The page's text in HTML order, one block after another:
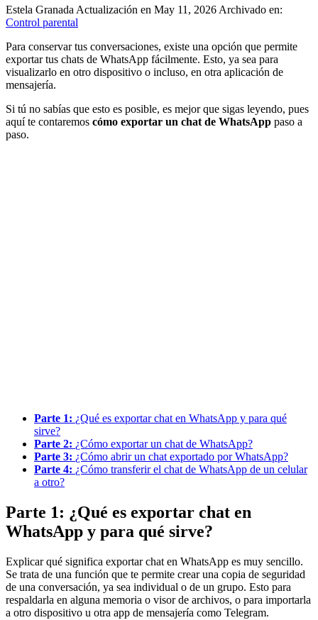
Estela Granada Actualización en May 11, 2026 Archivado en:
Control parental
Para conservar tus conversaciones, existe una opción que permite
exportar tus chats de WhatsApp fácilmente. Esto, ya sea para
visualizarlo en otro dispositivo o incluso, en otra aplicación de
mensajería.
Si tú no sabías que esto es posible, es mejor que sigas leyendo, pues
aquí te contaremos cómo exportar un chat de WhatsApp paso a
paso.
Parte 1: ¿Qué es exportar chat en WhatsApp y para qué
sirve?
Parte 2: ¿Cómo exportar un chat de WhatsApp?
Parte 3: ¿Cómo abrir un chat exportado por WhatsApp?
Parte 4: ¿Cómo transferir el chat de WhatsApp de un celular
a otro?
Parte 1: ¿Qué es exportar chat en
WhatsApp y para qué sirve?
Explicar qué significa exportar chat en WhatsApp es muy sencillo.
Se trata de una función que te permite crear una copia de seguridad
de una conversación, ya sea individual o de un grupo. Esto para
respaldarla en alguna memoria o visor de archivos, o para importarla
a otro dispositivo u otra app de mensajería como Telegram.